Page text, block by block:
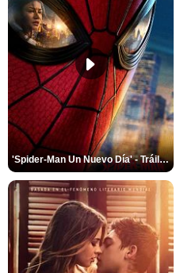
'Spider-Man Un Nuevo Día' - Tráiler oficial subtitulado